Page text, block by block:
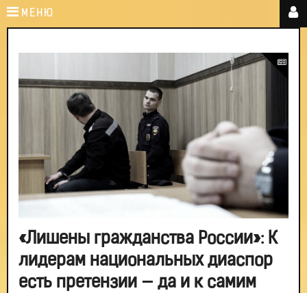
МЕНЮ
«Лишены гражданства России»: К
лидерам национальных диаспор
есть претензии — да и к самим